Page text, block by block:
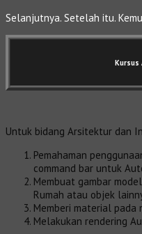
Selanjutnya. Setelah itu.
Kursus
Untuk bidang Arsitektur dan
Pemahaman
command bar untuk
Membuat gambar
Rumah atau objek
Memberi material
Melakukan rendering